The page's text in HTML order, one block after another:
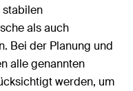
stabilen
als auch
Bei der Planung und
alle genannten
werden, um